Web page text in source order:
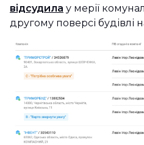
відсудила у мерії
другому поверсі будівлі